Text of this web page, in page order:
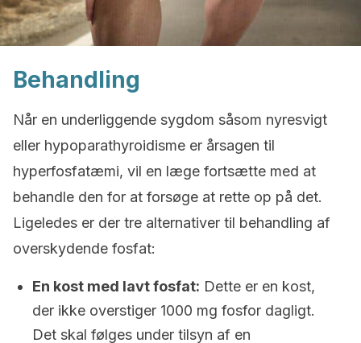
Behandling
Når en underliggende sygdom såsom nyresvigt
eller hypoparathyroidisme er årsagen til
hyperfosfatæmi, vil en læge fortsætte med at
behandle den for at forsøge at rette op på det.
Ligeledes er der tre alternativer til behandling af
overskydende fosfat:
En kost med lavt fosfat: Dette er en kost,
der ikke overstiger 1000 mg fosfor dagligt.
Det skal følges under tilsyn af en